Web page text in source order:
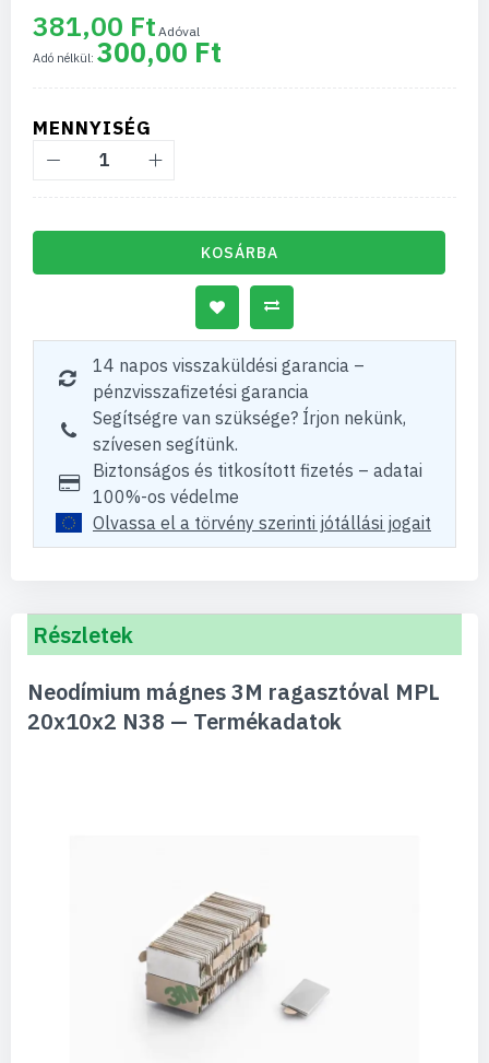
381,00 Ft
300,00 Ft
MENNYISÉG
KOSÁRBA
14 napos visszaküldési garancia –
pénzvisszafizetési garancia
Segítségre van szüksége? Írjon nekünk,
szívesen segítünk.
Biztonságos és titkosított fizetés – adatai
100%-os védelme
Olvassa el a törvény szerinti jótállási jogait
Részletek
Neodímium mágnes 3M ragasztóval MPL
20x10x2 N38 — Termékadatok